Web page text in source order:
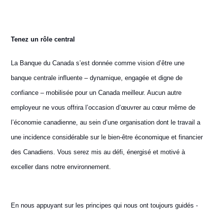
Tenez un rôle central
La Banque du Canada s’est donnée comme vision d’être une
banque centrale influente – dynamique, engagée et digne de
confiance – mobilisée pour un Canada meilleur. Aucun autre
employeur ne vous offrira l’occasion d’œuvrer au cœur même de
l’économie canadienne, au sein d’une organisation dont le travail a
une incidence considérable sur le bien-être économique et financier
des Canadiens. Vous serez mis au défi, énergisé et motivé à
exceller dans notre environnement.
En nous appuyant sur les principes qui nous ont toujours guidés -